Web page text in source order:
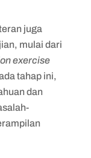
juga
mulai dari
exercise
tahap ini,
dan